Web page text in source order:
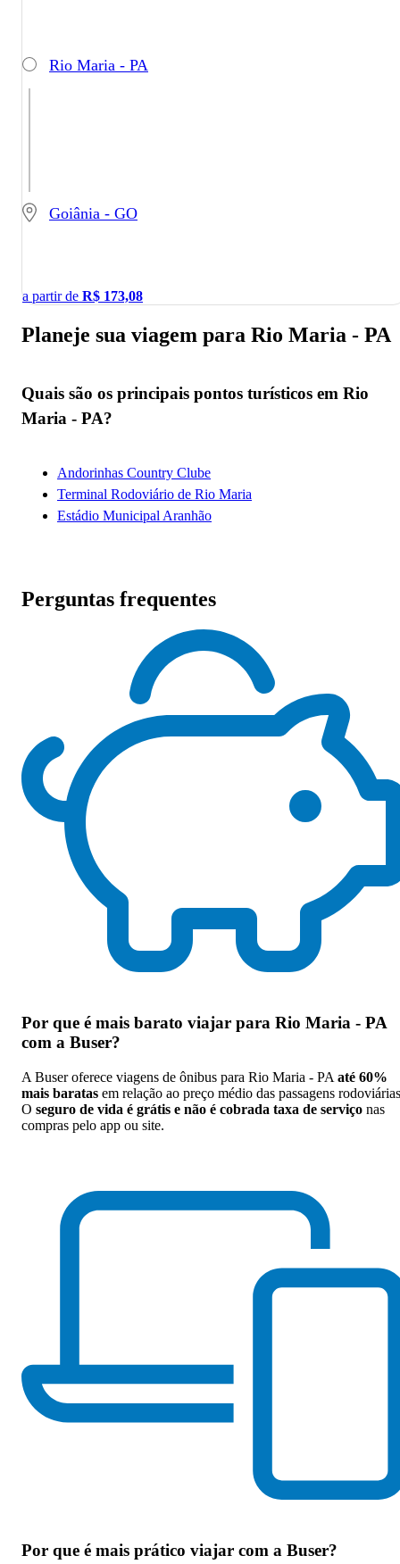
Rio Maria - PA
Goiânia - GO
a partir de R$ 173,08
Planeje sua viagem para Rio Maria - PA
Quais são os principais pontos turísticos em Rio
Maria - PA?
Andorinhas Country Clube
Terminal Rodoviário de Rio Maria
Estádio Municipal Aranhão
Perguntas frequentes
Por que é mais barato viajar para Rio Maria - PA
com a Buser?
A Buser oferece viagens de ônibus para Rio Maria - PA até 60%
mais baratas em relação ao preço médio das passagens
O seguro de vida é grátis e não é cobrada taxa de serviço nas
compras pelo app ou site.
Por que é mais prático viajar com a Buser?